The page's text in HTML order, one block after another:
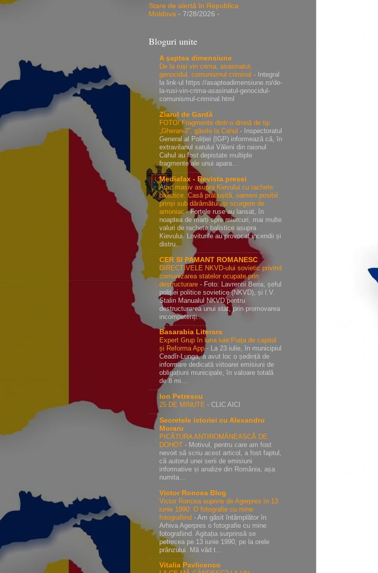
Stare de alertă în Republica
Moldova - 7/28/2026 -
Bloguri unite
A şaptea dimensiune
De la ruși vin crima, asasinatul,
genocidul, comunismul criminal - Integral
la link-ul https://asapteadimensiune.ro/de-
la-rusi-vin-crima-asasinatul-genocidul-
comunismul-criminal.html
Ziarul de Gardă
FOTO/ Fragmente dintr-o dronă de tip
„Gheran-2”, găsite la Cahul - Inspectoratul
General al Poliției (IGP) informează că, în
extravilanul satului Văleni din raionul
Cahul au fost depistate multiple
fragmente ale unui apara...
Mediafax - Revista presei
Atac masiv asupra Kievului cu rachete
balistice. Casă prăbușită, oameni posibil
prinși sub dărâmături și scurgere de
amoniac-Forțele ruse au lansat, în
noaptea de marți spre miercuri, mai multe
valuri de rachete balistice asupra
Kievului. Loviturile au provocat incendii și
distru...
CER SI PAMANT ROMANESC
DIRECTIVELE NKVD-ului sovietic privind
comunizarea statelor ocupate prin
destructurare - Foto: Lavrentii Beria, șeful
poliției politice sovietice (NKVD), și I.V.
Stalin Manualul NKVD pentru
destructurarea unui stat, prin promovarea
incompetenți...
Basarabia Literara
Expert Grup în luna iuie:Piața de capital
și Reforma App- La 23 iulie, în municipiul
Ceadîr-Lunga, a avut loc o ședință de
informare dedicată viitoarei emisiuni de
obligațiuni municipale, în valoare totală
de 8 mi...
Ion Petrescu
25 DE MINUTE - CLIC AICI
Secretele istoriei cu Alexandru
Moraru
PICĂTURA ANTIROMÂNEASCĂ DE
DOHOT - Motivul, pentru care am fost
nevoit să scriu acest articol, a fost faptul,
că autorul unei serii de emisiuni
informative și analize din România, așa
numita...
Victor Roncea Blog
Victor Roncea suprins de Agerpres în 13
iunie 1990: O fotografie cu mine
fotografiind - Am găsit întâmplător în
Arhiva Agerpres o fotografie cu mine
fotografiind. Agitația surprinsă se
petrecea pe 13 iunie 1990, pe la orele
prânzului. Mă văd t...
Vitalia Pavlicenco